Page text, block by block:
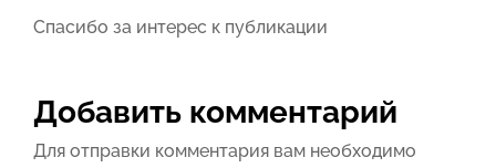
Спасибо за интерес к публикации
Добавить комментарий
Для отправки комментария вам необходимо